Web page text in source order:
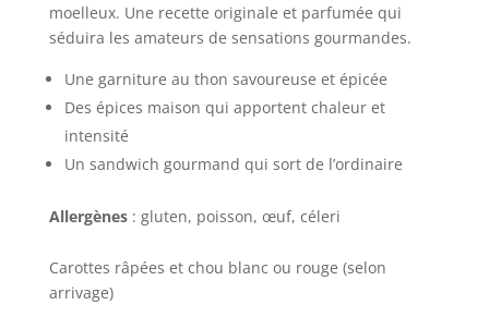
moelleux. Une recette originale et parfumée qui
séduira les amateurs de sensations gourmandes.
Une garniture au thon savoureuse et épicée
Des épices maison qui apportent chaleur et
intensité
Un sandwich gourmand qui sort de l’ordinaire
Allergènes: gluten, poisson, œuf, céleri
Carottes râpées et chou blanc ou rouge (selon
arrivage)